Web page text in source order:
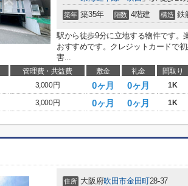
築年 築35年 階数 4階建 構造 鉄
駅から徒歩9分に立地する物件です。
おすすめです。クレジットカードで
害...
管理費・共益費 敷金 礼金 間取り
3,000円 0ヶ月 0ヶ月 1K
3,000円 0ヶ月 0ヶ月 1K
住所 大阪府吹田市金田町28-37